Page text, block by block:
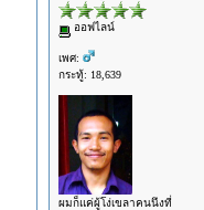
ออฟไลน์
เพศ:
กระทู้: 18,639
ผมก็แค่ผู้โง่เขลาคนนึงที่